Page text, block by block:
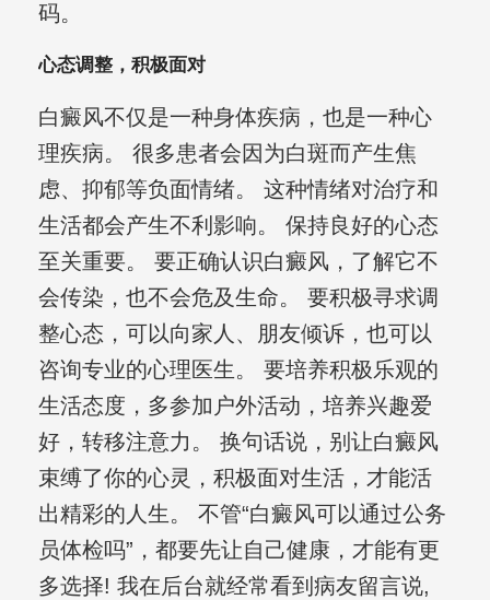
码。
心态调整，积极面对
白癜风不仅是一种身体疾病，也是一种心
理疾病。 很多患者会因为白斑而产生焦
虑、抑郁等负面情绪。 这种情绪对治疗和
生活都会产生不利影响。 保持良好的心态
至关重要。 要正确认识白癜风，了解它不
会传染，也不会危及生命。 要积极寻求调
整心态，可以向家人、朋友倾诉，也可以
咨询专业的心理医生。 要培养积极乐观的
生活态度，多参加户外活动，培养兴趣爱
好，转移注意力。 换句话说，别让白癜风
束缚了你的心灵，积极面对生活，才能活
出精彩的人生。 不管“白癜风可以通过公务
员体检吗”，都要先让自己健康，才能有更
多选择! 我在后台就经常看到病友留言说,